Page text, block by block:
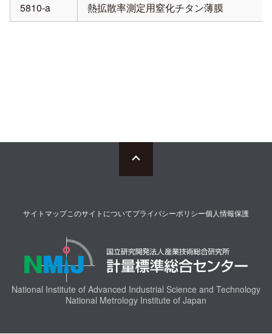
5810-a
熱拡散率測定用窒化チタン薄膜
サイトマップこのサイトについてプライバシーポリシー個人情報保護
National Institute of Advanced Industrial Science and Technology
National Metrology Institute of Japan